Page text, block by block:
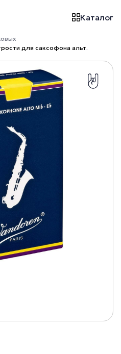
Каталог
для саксофона альт.